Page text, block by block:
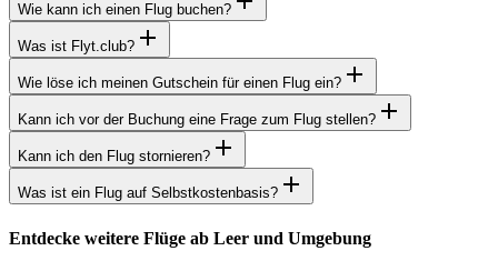
Wie kann ich einen Flug buchen?
Was ist Flyt.club?
Wie löse ich meinen Gutschein für einen Flug ein?
Kann ich vor der Buchung eine Frage zum Flug stellen?
Kann ich den Flug stornieren?
Was ist ein Flug auf Selbstkostenbasis?
Entdecke weitere Flüge ab Leer und Umgebung